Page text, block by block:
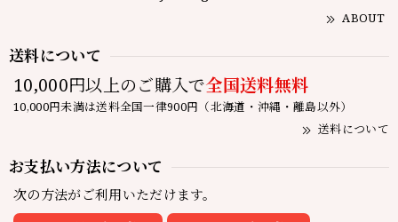
ABOUT
送料について
10,000円以上のご購入で全国送料無料
10,000円未満は送料全国一律900円（北海道・沖縄・離島以外）
送料について
お支払い方法について
次の方法がご利用いただけます。